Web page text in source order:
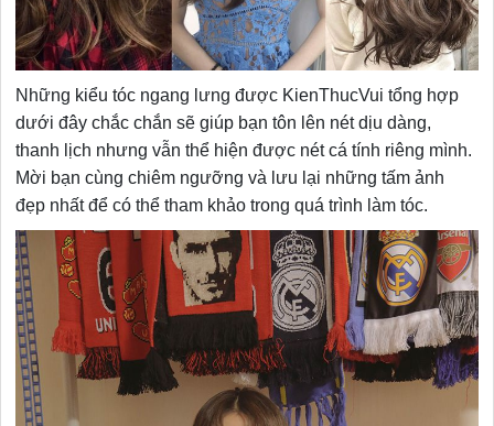
Những kiểu tóc ngang lưng được KienThucVui tổng hợp
dưới đây chắc chắn sẽ giúp bạn tôn lên nét dịu dàng,
thanh lịch nhưng vẫn thể hiện được nét cá tính riêng mình.
Mời bạn cùng chiêm ngưỡng và lưu lại những tấm ảnh
đẹp nhất để có thể tham khảo trong quá trình làm tóc.